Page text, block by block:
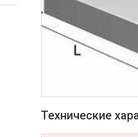
Технические